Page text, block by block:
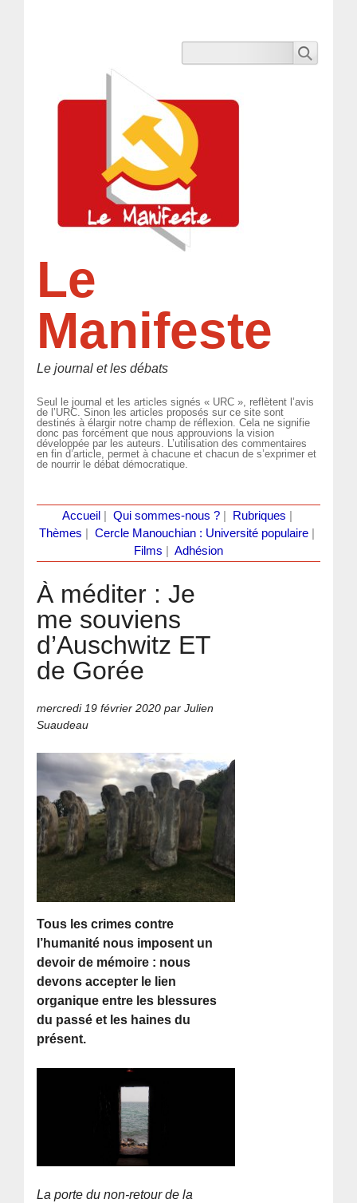
Le
Manifeste
Le journal et les débats
Seul le journal et les articles signés « URC », reflètent l’avis
de l’URC. Sinon les articles proposés sur ce site sont
destinés à élargir notre champ de réflexion. Cela ne signifie
donc pas forcément que nous approuvions la vision
développée par les auteurs. L’utilisation des commentaires
en fin d’article, permet à chacune et chacun de s’exprimer et
de nourrir le débat démocratique.
Accueil Qui sommes-nous ?| Rubriques
Thèmes
Cercle Manouchian : Université populaire
Films
Adhésion
À méditer : Je
me souviens
d’Auschwitz ET
de Gorée
mercredi 19 février 2020 par Julien
Suaudeau
Tous les crimes contre
l’humanité nous imposent un
devoir de mémoire : nous
devons accepter le lien
organique entre les blessures
du passé et les haines du
présent.
La porte du non-retour de la